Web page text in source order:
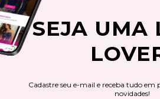
SEJA UMA
Cadastre seu e-mail e receba tudo em
novidades!